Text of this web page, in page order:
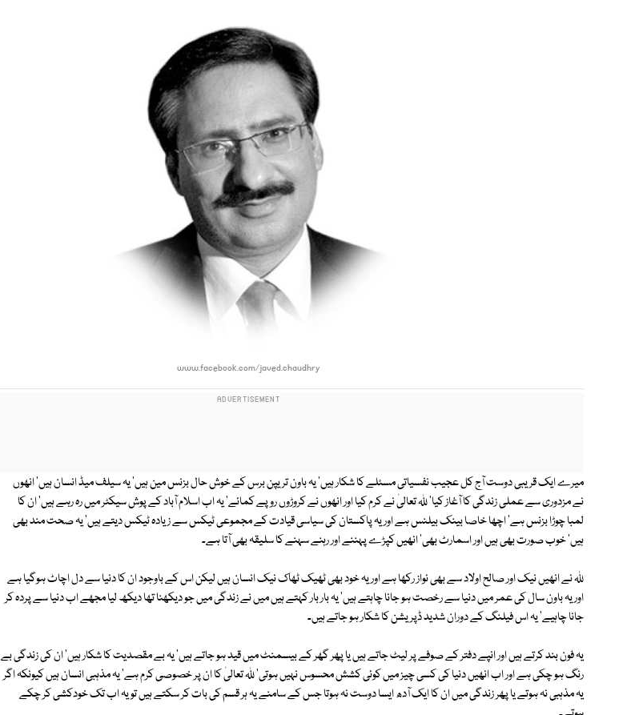
www.facebook.com/javed.chaudhry
میرے ایک قریبی دوست آج کل عجیب نفسیاتی مسئلے کا شکار ہیں' یہ باون تریپن برس کے خوش حال بزنس مین ہیں' یہ سیلف میڈ انسان ہیں' انھوں
نے مزدوری سے عملی زندگی کا آغاز کیا' ﷲ تعالیٰ نے کرم کیا اور انھوں نے کروڑوں روپے کمائے' یہ اب اسلام آباد کے پوش سیکٹر میں رہ رہے ہیں' ان کا
لمبا چوڑا بزنس ہے' اچھا خاصا بینک بیلنس ہے اور یہ پاکستان کی سیاسی قیادت کے مجموعی ٹیکس سے زیادہ ٹیکس دیتے ہیں' یہ صحت مند بھی
ہیں' خوب صورت بھی ہیں اور اسمارٹ بھی' انھیں کپڑے پہننے اور رہنے سہنے کا سلیقہ بھی آتا ہے۔
ﷲ نے انھیں نیک اور صالح اولاد سے بھی نواز رکھا ہے اور یہ خود بھی ٹھیک ٹھاک نیک انسان ہیں لیکن اس کے باوجود ان کا دنیا سے دل اچاٹ ہوگیا ہے
اور یہ باون سال کی عمر میں دنیا سے رخصت ہو جانا چاہتے ہیں' یہ بار بار کہتے ہیں میں نے زندگی میں جو دیکھنا تھا دیکھ لیا مجھے اب دنیا سے پردہ کر
جانا چاہیے' یہ اس فیلنگ کے دوران شدید ڈپریشن کا شکار ہو جاتے ہیں۔
یہ فون بند کرتے ہیں اور انپے دفتر کے صوفے پر لیٹ جاتے ہیں یا پھر گھر کے بیسمنٹ میں قید ہو جاتے ہیں' یہ بے مقصدیت کا شکار ہیں' ان کی زندگی بے
رنگ ہو چکی ہے اور اب انھیں دنیا کی کسی چیز میں کوئی کشش محسوس نہیں ہوتی' ﷲ تعالیٰ کا ان پر خصوصی کرم ہے' یہ مذہبی انسان ہیں کیونکہ اگر
یہ مذہبی نہ ہوتے یا پھر زندگی میں ان کا ایک آدھ ایسا دوست نہ ہوتا جس کے سامنے یہ ہر قسم کی بات کر سکتے ہیں تو یہ اب تک خودکشی کر چکے